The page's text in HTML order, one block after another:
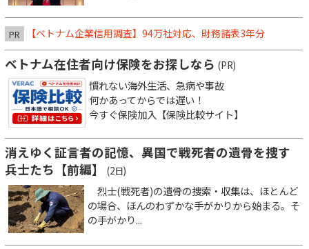
PR 【ベトナム企業信用調査】94万社対応、財務諸表3年分
ベトナム在住者向け保険をお探しなら (PR)
慣れない海外生活、急病や事故
何かあってからでは遅い！
今すぐ保険加入【保険比較サイト】
消えゆく証言者の記憶、異国で戦死者の遺骨を捜す
兵士たち【前編】
(2日)
烈士(戦死者)の遺骨の捜索・収集は、ほとんど
の場合、ほんのわずかな手がかりから始まる。そ
の手がかり...